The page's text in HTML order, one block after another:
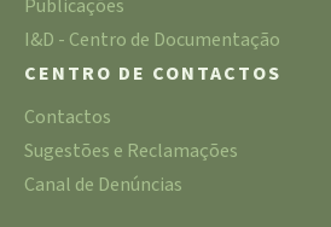
Publicações
I&D - Centro de Documentação
CENTRO DE CONTACTOS
Contactos
Sugestões e Reclamações
Canal de Denúncias